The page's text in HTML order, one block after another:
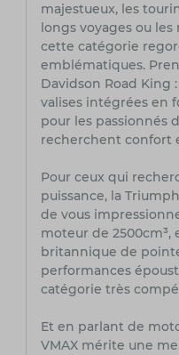
majestueux, les
longs voyages ou
cette catégorie
emblématiques.
Davidson Road King
valises intégrées en
pour les passionnés
recherchent confort
Pour ceux qui
puissance, la
de vous
moteur de
britannique de
performances
catégorie très
Et en parlant de
VMAX mérite une